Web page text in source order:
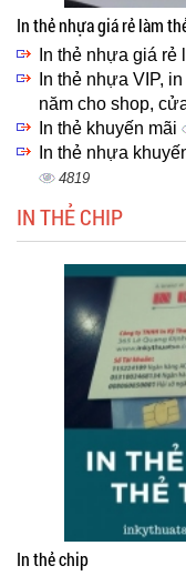
In thẻ nhựa giá rẻ làm
In thẻ nhựa giá rẻ
In thẻ nhựa VIP,
năm cho shop,
In thẻ khuyến mãi
In thẻ nhựa
4819
IN THẺ CHIP
In thẻ chip